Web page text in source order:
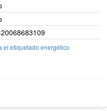
el etiquetado energético